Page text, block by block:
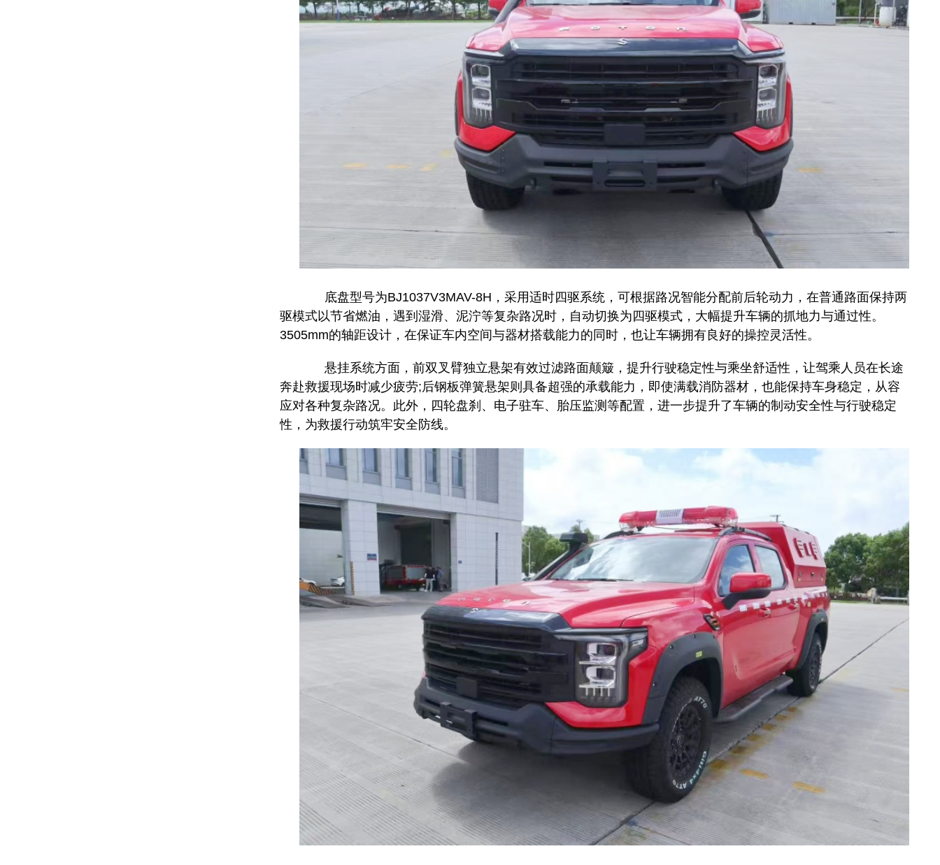
底盘型号为BJ1037V3MAV-8H，采用适时四驱系统，可根据路况智能分配前后轮动力，在普通路面保持两
驱模式以节省燃油，遇到湿滑、泥泞等复杂路况时，自动切换为四驱模式，大幅提升车辆的抓地力与通过性。
3505mm的轴距设计，在保证车内空间与器材搭载能力的同时，也让车辆拥有良好的操控灵活性。
悬挂系统方面，前双叉臂独立悬架有效过滤路面颠簸，提升行驶稳定性与乘坐舒适性，让驾乘人员在长途
奔赴救援现场时减少疲劳;后钢板弹簧悬架则具备超强的承载能力，即使满载消防器材，也能保持车身稳定，从容
应对各种复杂路况。此外，四轮盘刹、电子驻车、胎压监测等配置，进一步提升了车辆的制动安全性与行驶稳定
性，为救援行动筑牢安全防线。